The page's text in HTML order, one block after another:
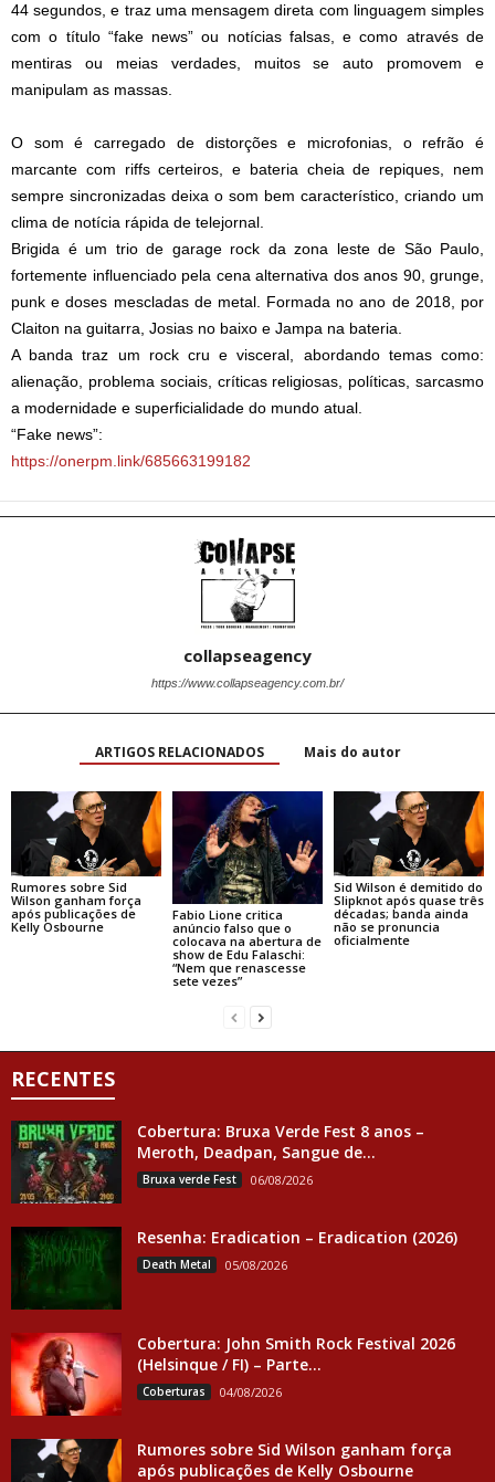
44 segundos, e traz uma mensagem direta com linguagem simples
com o título “fake news” ou notícias falsas, e como através de
mentiras ou meias verdades, muitos se auto promovem e
manipulam as massas.
O som é carregado de distorções e microfonias, o refrão é
marcante com riffs certeiros, e bateria cheia de repiques, nem
sempre sincronizadas deixa o som bem característico, criando um
clima de notícia rápida de telejornal.
Brigida é um trio de garage rock da zona leste de São Paulo,
fortemente influenciado pela cena alternativa dos anos 90, grunge,
punk e doses mescladas de metal. Formada no ano de 2018, por
Claiton na guitarra, Josias no baixo e Jampa na bateria.
A banda traz um rock cru e visceral, abordando temas como:
alienação, problema sociais, críticas religiosas, políticas, sarcasmo
a modernidade e superficialidade do mundo atual.
“Fake news”:
https://onerpm.link/685663199182
collapseagency
https://www.collapseagency.com.br/
ARTIGOS RELACIONADOS Mais do autor
Rumores sobre Sid
Wilson ganham força
após publicações de
Kelly Osbourne
Fabio Lione critica
anúncio falso que o
colocava na abertura de
show de Edu Falaschi:
“Nem que renascesse
sete vezes”
Sid Wilson é demitido do
Slipknot após quase três
décadas; banda ainda
não se pronuncia
oficialmente
RECENTES
Cobertura: Bruxa Verde Fest 8 anos –
Meroth, Deadpan, Sangue de...
Bruxa verde Fest 06/08/2026
Resenha: Eradication – Eradication (2026)
Death Metal 05/08/2026
Cobertura: John Smith Rock Festival 2026
(Helsinque / FI) – Parte...
Coberturas 04/08/2026
Rumores sobre Sid Wilson ganham força
após publicações de Kelly Osbourne